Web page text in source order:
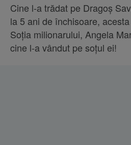
Cine l-a trădat pe Dragoş
la 5 ani de închisoare,
Soţia milionarului, Angela
cine l-a vândut pe soţul ei!